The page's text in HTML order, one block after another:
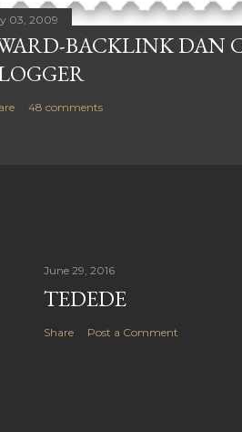
03, 2009
BACKLINK DAN
48 comments
June 29, 2016
TEDEDE
Share Post a Comment